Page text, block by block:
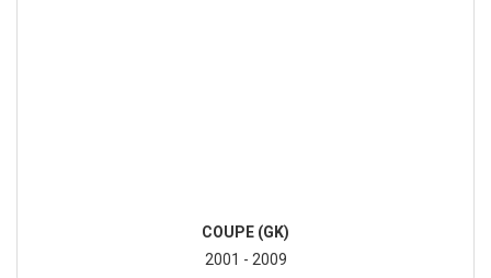
COUPE (GK)
2001 - 2009